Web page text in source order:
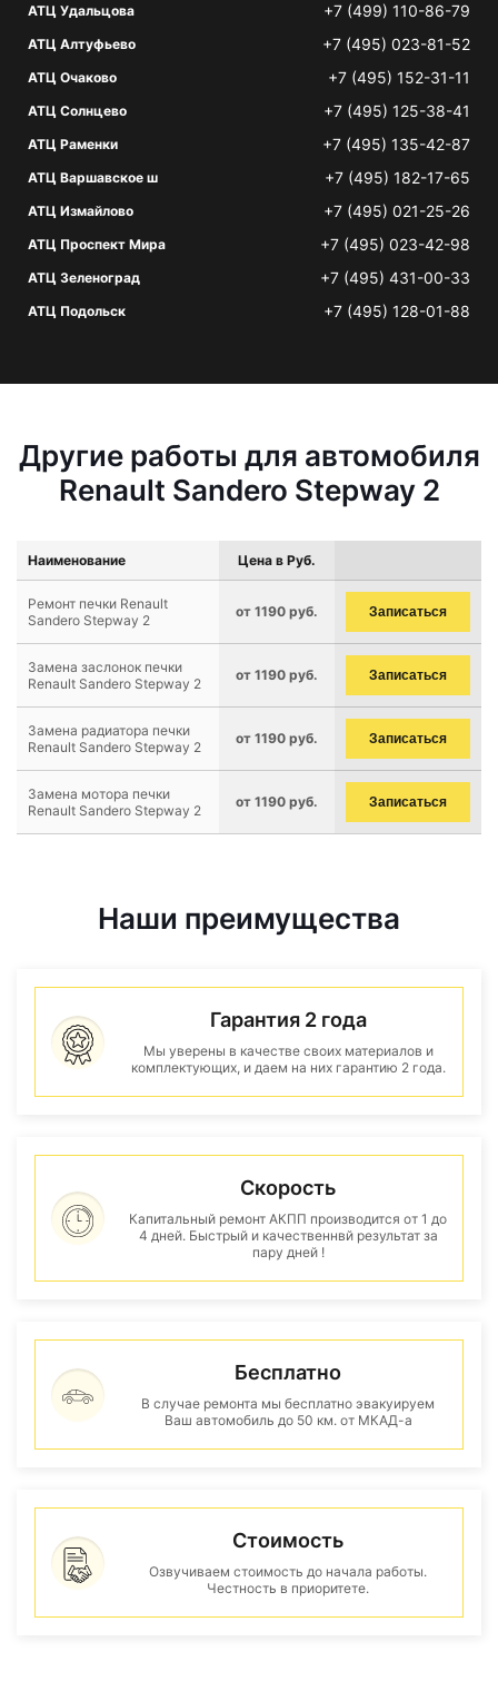
АТЦ Удальцова +7 (499) 110-86-79
АТЦ Алтуфьево +7 (495) 023-81-52
АТЦ Очаково +7 (495) 152-31-11
АТЦ Солнцево +7 (495) 125-38-41
АТЦ Раменки +7 (495) 135-42-87
АТЦ Варшавское ш +7 (495) 182-17-65
АТЦ Измайлово +7 (495) 021-25-26
АТЦ Проспект Мира +7 (495) 023-42-98
АТЦ Зеленоград +7 (495) 431-00-33
АТЦ Подольск +7 (495) 128-01-88
Другие работы для автомобиля
Renault Sandero Stepway 2
Наименование Цена в Руб.
Ремонт печки Renault
Sandero Stepway 2
от 1190 руб. Записаться
Замена заслонок печки
Renault Sandero Stepway 2
от 1190 руб. Записаться
Замена радиатора печки
Renault Sandero Stepway 2
от 1190 руб. Записаться
Замена мотора печки
Renault Sandero Stepway 2
от 1190 руб. Записаться
Наши преимущества
Гарантия 2 года
Мы уверены в качестве своих материалов и
комплектующих, и даем на них гарантию 2 года.
Скорость
Капитальный ремонт АКПП производится от 1 до
4 дней. Быстрый и качественнвй результат за
пару дней !
Бесплатно
В случае ремонта мы бесплатно эвакуируем
Ваш автомобиль до 50 км. от МКАД-а
Стоимость
Озвучиваем стоимость до начала работы.
Честность в приоритете.